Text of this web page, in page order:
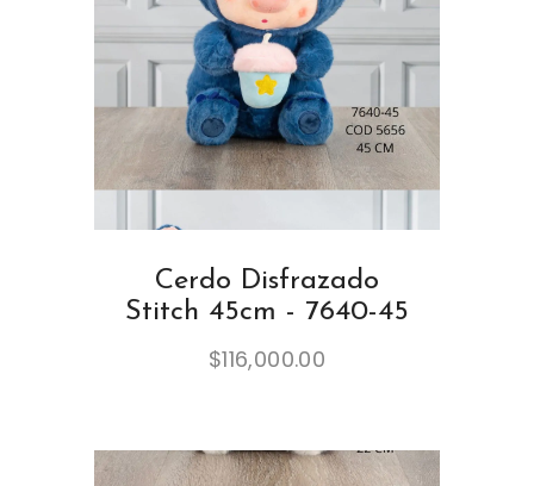
Cerdo Disfrazado
Stitch 45cm - 7640-45
$116,000.00